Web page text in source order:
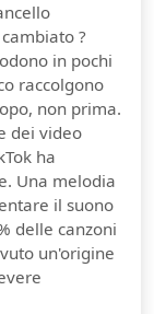
?
in pochi
raccolgono
non prima.
dei video
ha
Una melodia
il suono
delle canzoni
un'origine